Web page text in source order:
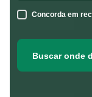
Concorda em
Buscar onde